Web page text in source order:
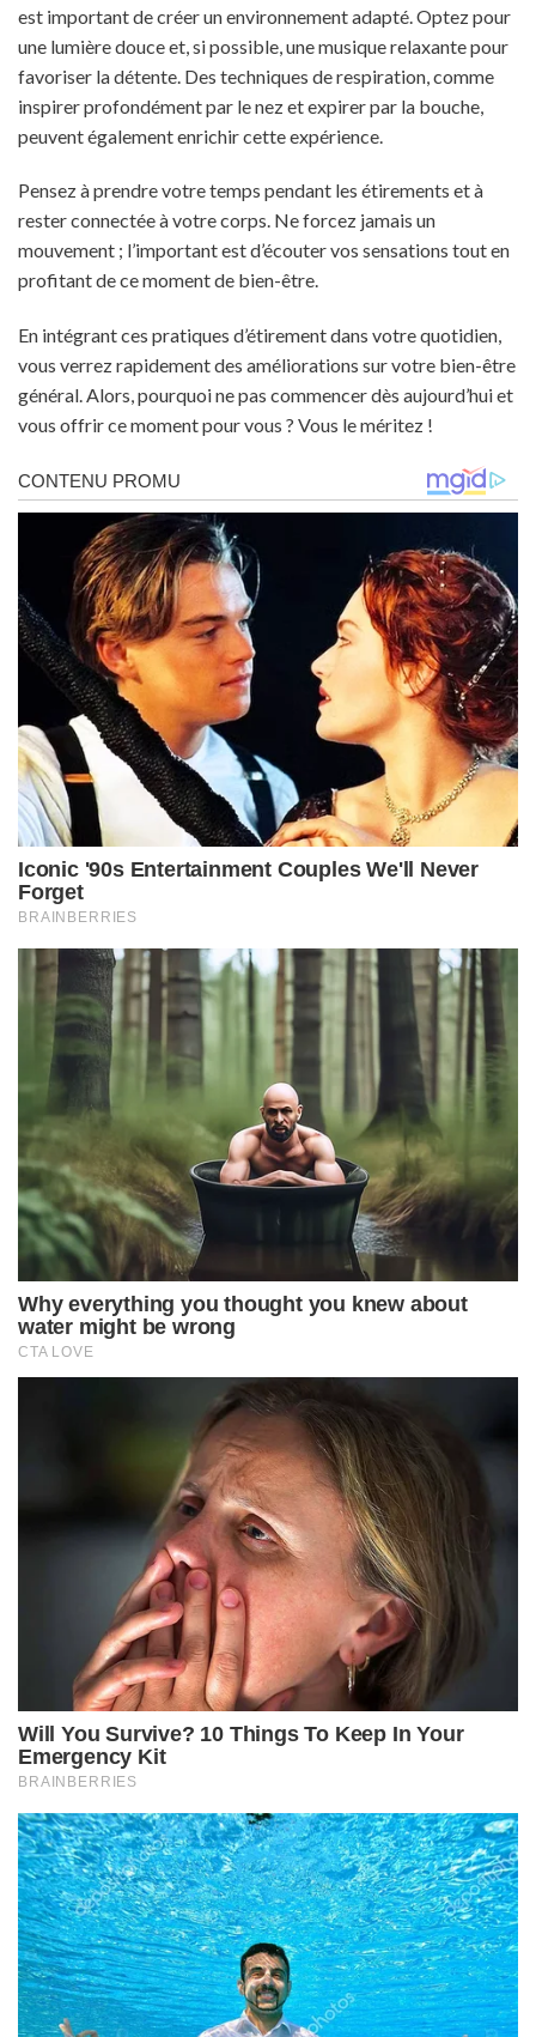
est important de créer un environnement adapté. Optez pour
une lumière douce et, si possible, une musique relaxante pour
favoriser la détente. Des techniques de respiration, comme
inspirer profondément par le nez et expirer par la bouche,
peuvent également enrichir cette expérience.
Pensez à prendre votre temps pendant les étirements et à
rester connectée à votre corps. Ne forcez jamais un
mouvement ; l’important est d’écouter vos sensations tout en
profitant de ce moment de bien-être.
En intégrant ces pratiques d’étirement dans votre quotidien,
vous verrez rapidement des améliorations sur votre bien-être
général. Alors, pourquoi ne pas commencer dès aujourd’hui et
vous offrir ce moment pour vous ? Vous le méritez !